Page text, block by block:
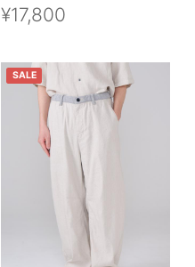
¥17,800
SALE